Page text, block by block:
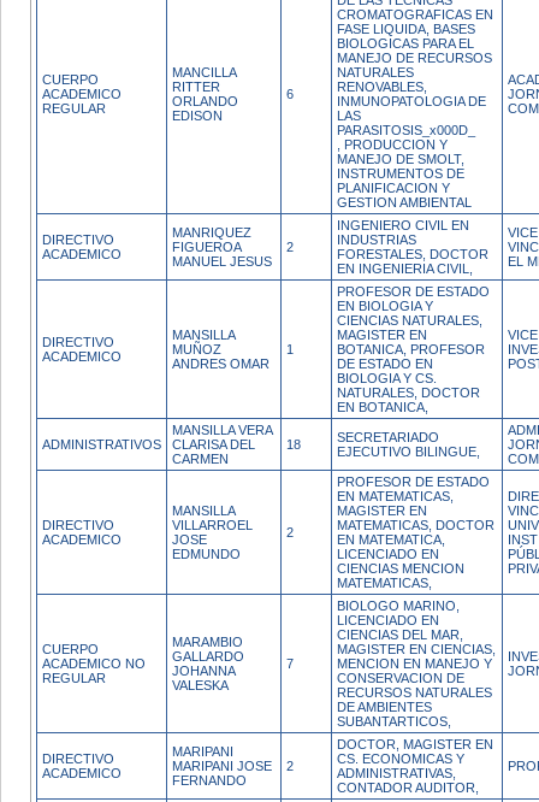
CUERPO
ACADEMICO
REGULAR
MANCILLA
RITTER
ORLANDO
EDISON
6
CROMATOGRAFICAS EN
FASE LIQUIDA, BASES
BIOLOGICAS PARA EL
MANEJO DE RECURSOS
NATURALES
RENOVABLES,
INMUNOPATOLOGIA DE
LAS
PARASITOSIS_x000D_
, PRODUCCION Y
MANEJO DE SMOLT,
INSTRUMENTOS DE
PLANIFICACION Y
GESTION AMBIENTAL
DIRECTIVO
ACADEMICO
MANRIQUEZ
FIGUEROA
MANUEL JESUS
2
INGENIERO CIVIL EN
INDUSTRIAS
FORESTALES, DOCTOR
EN INGENIERIA CIVIL,
EL
DIRECTIVO
ACADEMICO
MANSILLA
MUÑOZ
ANDRES OMAR
1
PROFESOR DE ESTADO
EN BIOLOGIA Y
CIENCIAS NATURALES,
MAGISTER EN
BOTANICA, PROFESOR
DE ESTADO EN
BIOLOGIA Y CS.
NATURALES, DOCTOR
EN BOTANICA,
ADMINISTRATIVOS
MANSILLA VERA
CLARISA DEL
CARMEN
18
SECRETARIADO
EJECUTIVO BILINGUE,
DIRECTIVO
ACADEMICO
MANSILLA
VILLARROEL
JOSE
EDMUNDO
2
PROFESOR DE ESTADO
EN MATEMATICAS,
MAGISTER EN
MATEMATICAS, DOCTOR
EN MATEMATICA,
LICENCIADO EN
CIENCIAS MENCION
MATEMATICAS,
CUERPO
ACADEMICO NO
REGULAR
MARAMBIO
GALLARDO
JOHANNA
VALESKA
7
BIOLOGO MARINO,
LICENCIADO EN
CIENCIAS DEL MAR,
MAGISTER EN CIENCIAS,
MENCION EN MANEJO Y
CONSERVACION DE
RECURSOS NATURALES
DE AMBIENTES
SUBANTARTICOS,
DIRECTIVO
ACADEMICO
MARIPANI
MARIPANI JOSE
FERNANDO
2
DOCTOR, MAGISTER EN
CS. ECONOMICAS Y
ADMINISTRATIVAS,
CONTADOR AUDITOR,